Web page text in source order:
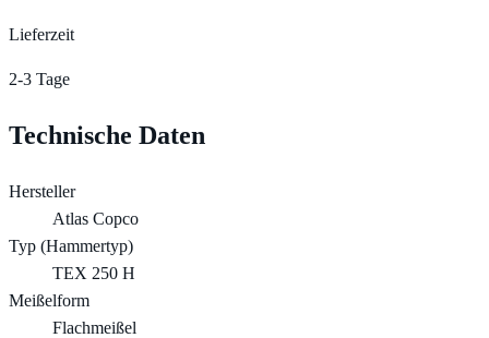
Lieferzeit
2-3 Tage
Technische Daten
Hersteller
Atlas Copco
Typ (Hammertyp)
TEX 250 H
Meißelform
Flachmeißel